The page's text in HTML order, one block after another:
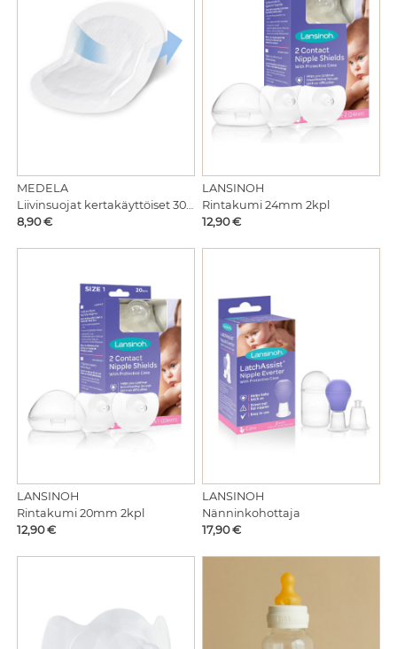
MEDELA
Liivinsuojat kertakäyttöiset 30kpl
Hinta
8,90 €
LANSINOH
Rintakumi 24mm 2kpl
Hinta
12,90 €
LANSINOH
Rintakumi 20mm 2kpl
Hinta
12,90 €
LANSINOH
Nänninkohottaja
Hinta
17,90 €